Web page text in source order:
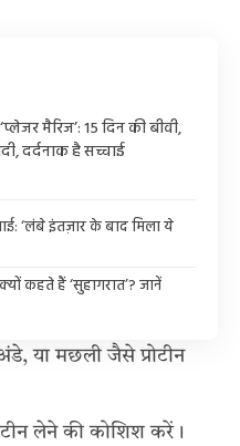
मैरिज’: 15 दिन की बीवी,
दर्दनाक है सच्चाई
‘लंबे इंतज़ार के बाद मिला ये
कहते हैं ‘सुहागरात’? जानें
या मछली जैसे प्रोटीन
लेने की कोशिश करें।